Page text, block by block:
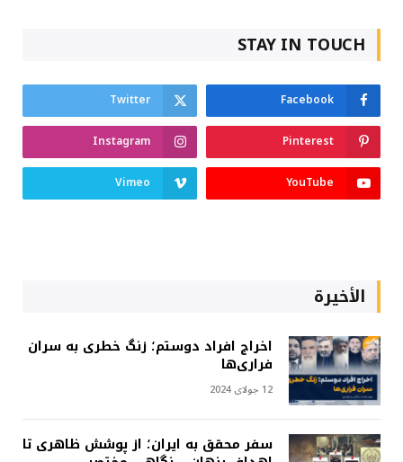
STAY IN TOUCH
Facebook
Twitter
Pinterest
Instagram
YouTube
Vimeo
الأخيرة
اخراج افراد دوستم؛ زنگ خطری به سران
فراری‌ها
12 جولای 2024
سفر محقق به ایران؛ از پوشش ظاهری تا